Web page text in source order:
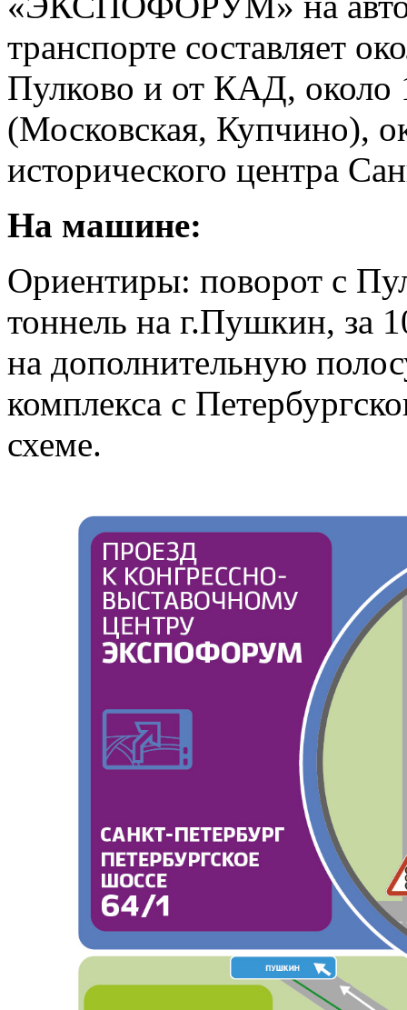
транспорте составляет
Пулково и от КАД, около
(Московская, Купчино),
исторического центра
На машине:
Ориентиры: поворот с
тоннель на г.Пушкин, за
на дополнительную
комплекса с
схеме.